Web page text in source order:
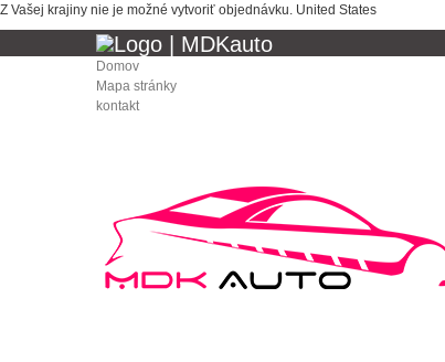
Z Vašej krajiny nie je možné vytvoriť objednávku. United States
Domov
Mapa stránky
kontakt